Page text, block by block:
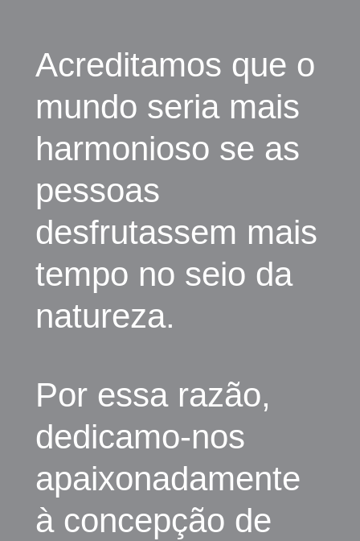
Acreditamos que o
mundo seria mais
harmonioso se as
pessoas
desfrutassem mais
tempo no seio da
natureza.
Por essa razão,
dedicamo-nos
apaixonadamente
à concepção de